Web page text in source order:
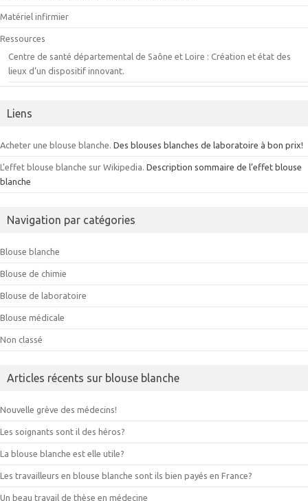
Matériel infirmier
Ressources
Centre de santé départemental de Saône et Loire : Création et état des
lieux d’un dispositif innovant.
Liens
Acheter une blouse blanche. Des blouses blanches de laboratoire à bon prix!
L'effet blouse blanche sur Wikipedia. Description sommaire de l’effet blouse
blanche
Navigation par catégories
Blouse blanche
Blouse de chimie
Blouse de laboratoire
Blouse médicale
Non classé
Articles récents sur blouse blanche
Nouvelle grève des médecins!
Les soignants sont il des héros?
La blouse blanche est elle utile?
Les travailleurs en blouse blanche sont ils bien payés en France?
Un beau travail de thèse en médecine